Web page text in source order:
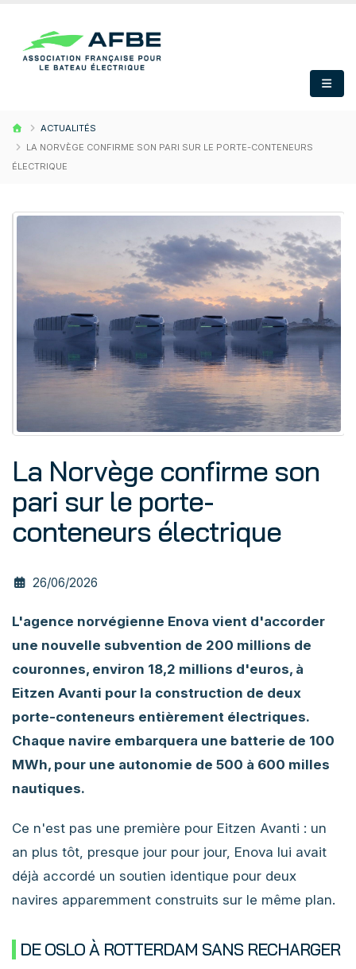
ACTUALITÉS
LA NORVÈGE CONFIRME SON PARI SUR LE PORTE-CONTENEURS
ÉLECTRIQUE
La Norvège confirme son
pari sur le porte-
conteneurs électrique
26/06/2026
L'agence norvégienne Enova vient d'accorder
une nouvelle subvention de 200 millions de
couronnes, environ 18,2 millions d'euros, à
Eitzen Avanti pour la construction de deux
porte-conteneurs entièrement électriques.
Chaque navire embarquera une batterie de 100
MWh, pour une autonomie de 500 à 600 milles
nautiques.
Ce n'est pas une première pour Eitzen Avanti : un
an plus tôt, presque jour pour jour, Enova lui avait
déjà accordé un soutien identique pour deux
navires apparemment construits sur le même plan.
DE OSLO À ROTTERDAM SANS RECHARGER